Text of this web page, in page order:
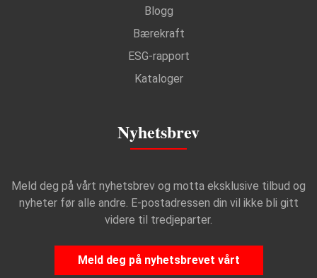
Blogg
Bærekraft
ESG-rapport
Kataloger
Nyhetsbrev
Meld deg på vårt nyhetsbrev og motta eksklusive tilbud og
nyheter før alle andre. E-postadressen din vil ikke bli gitt
videre til tredjeparter.
Meld deg på nyhetsbrevet vårt